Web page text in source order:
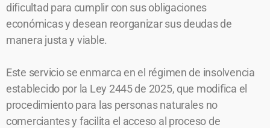
dificultad para cumplir con sus obligaciones
económicas y desean reorganizar sus deudas de
manera justa y viable.
Este servicio se enmarca en el régimen de insolvencia
establecido por la Ley 2445 de 2025, que modifica el
procedimiento para las personas naturales no
comerciantes y facilita el acceso al proceso de